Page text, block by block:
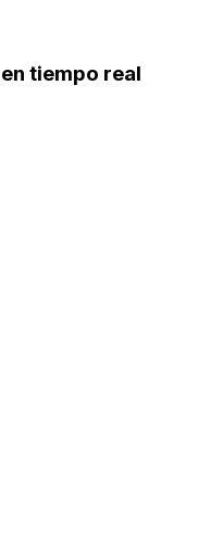
tiempo real